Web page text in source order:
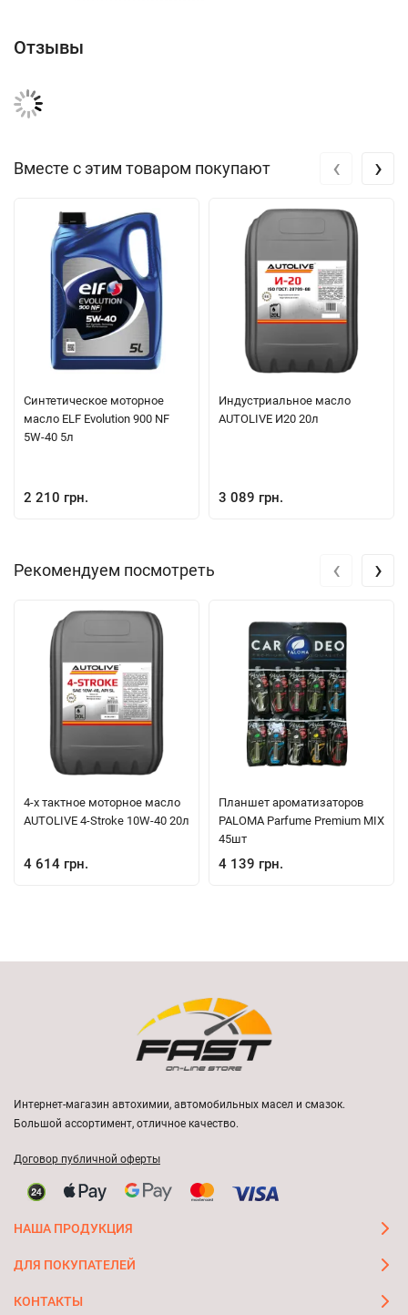
Отзывы
Вместе с этим товаром покупают
Синтетическое моторное
масло ELF Evolution 900 NF
5W-40 5л
2 210 грн.
Индустриальное масло
AUTOLIVE И20 20л
3 089 грн.
‹ ›
Рекомендуем посмотреть
4-х тактное моторное масло
AUTOLIVE 4-Stroke 10W-40 20л
4 614 грн.
Планшет ароматизаторов
PALOMA Parfume Premium MIX
45шт
4 139 грн.
‹ ›
Интернет-магазин автохимии, автомобильных масел и смазок.
Большой ассортимент, отличное качество.
Договор публичной оферты
НАША ПРОДУКЦИЯ
ДЛЯ ПОКУПАТЕЛЕЙ
КОНТАКТЫ